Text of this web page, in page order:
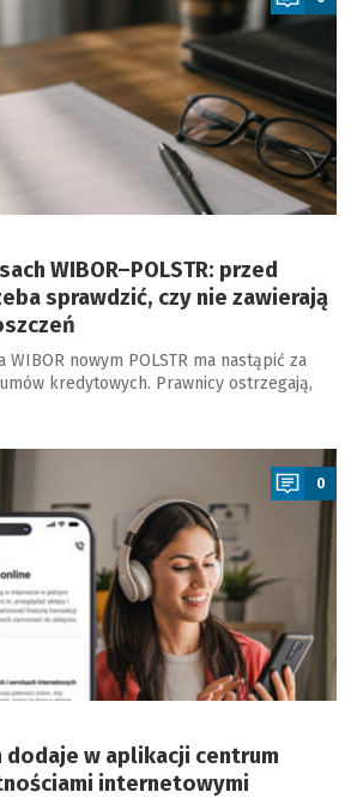
WIBOR–POLSTR: przed
sprawdzić, czy nie zawierają
nowym POLSTR ma nastąpić za
kredytowych. Prawnicy ostrzegają,
0
dodaje w aplikacji centrum
internetowymi